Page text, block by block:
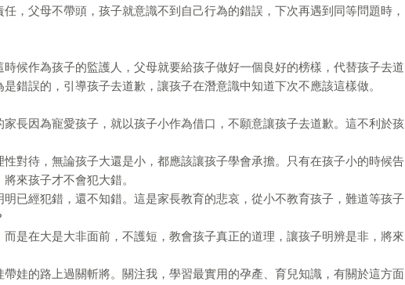
，父母不帶頭，孩子就意識不到自己行為的錯誤，下次再遇到同等問題時，
候作為孩子的監護人，父母就要給孩子做好一個良好的榜樣，代替孩子去道
錯誤的，引導孩子去道歉，讓孩子在潛意識中知道下次不應該這樣做。
長因為寵愛孩子，就以孩子小作為借口，不願意讓孩子去道歉。這不利於孩
對待，無論孩子大還是小，都應該讓孩子學會承擔。只有在孩子小的時候告
來孩子才不會犯大錯。
已經犯錯，還不知錯。這是家長教育的悲哀，從小不教育孩子，難道等孩子
是在大是大非面前，不護短，教會孩子真正的道理，讓孩子明辨是非，將來
娃的路上過關斬將。關注我，學習最實用的孕產、育兒知識，有關於這方面